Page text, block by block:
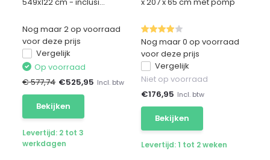
Nog maar 2 op voorraad
voor deze prijs
Vergelijk
Op voorraad
€ 577,74 €525,95 Incl. btw
Bekijken
Levertijd: 2 tot 3
werkdagen
Nog maar 0 op voorraad
voor deze prijs
Vergelijk
Niet op voorraad
€176,95 Incl. btw
Bekijken
Levertijd: 1 tot 2 weken